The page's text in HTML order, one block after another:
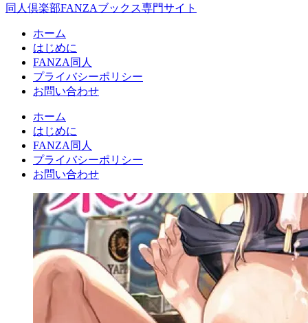
同人倶楽部FANZAブックス専門サイト
ホーム
はじめに
FANZA同人
プライバシーポリシー
お問い合わせ
ホーム
はじめに
FANZA同人
プライバシーポリシー
お問い合わせ